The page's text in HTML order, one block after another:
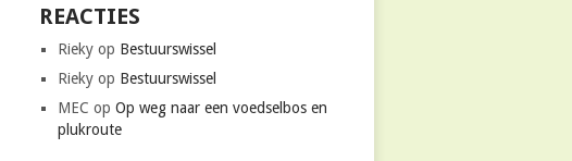
REACTIES
Rieky op Bestuurswissel
Rieky op Bestuurswissel
MEC opOp weg naar een voedselbos en
plukroute